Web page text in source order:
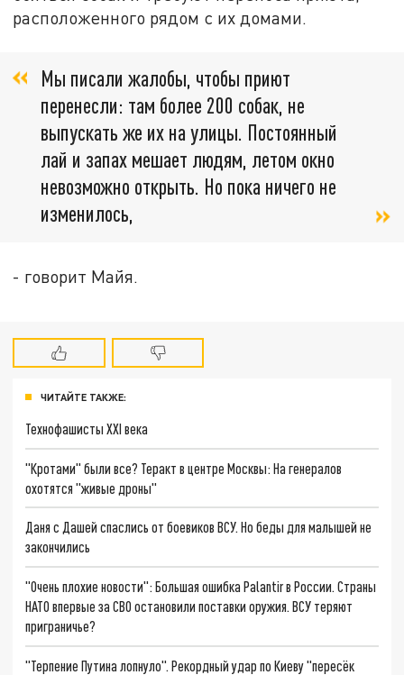
расположенного рядом с их домами.
Мы писали жалобы, чтобы приют
перенесли: там более 200 собак, не
выпускать же их на улицы. Постоянный
лай и запах мешает людям, летом окно
невозможно открыть. Но пока ничего не
изменилось,
- говорит Майя.
ЧИТАЙТЕ ТАКЖЕ:
Технофашисты XXI века
"Кротами" были все? Теракт в центре Москвы: На генералов
охотятся "живые дроны"
Даня с Дашей спаслись от боевиков ВСУ. Но беды для малышей не
закончились
"Очень плохие новости": Большая ошибка Palantir в России. Страны
НАТО впервые за СВО остановили поставки оружия. ВСУ теряют
приграничье?
"Терпение Путина лопнуло". Рекордный удар по Киеву "пересёк